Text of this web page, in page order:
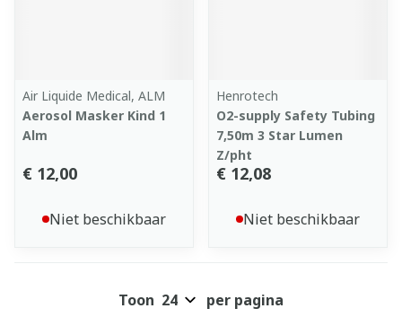
Air Liquide Medical, ALM
Aerosol Masker Kind 1
Alm
€ 12,00
Niet beschikbaar
Henrotech
O2-supply Safety Tubing
7,50m 3 Star Lumen
Z/pht
€ 12,08
Niet beschikbaar
Toon per pagina